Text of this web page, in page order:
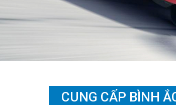
CUNG CẤP BÌNH